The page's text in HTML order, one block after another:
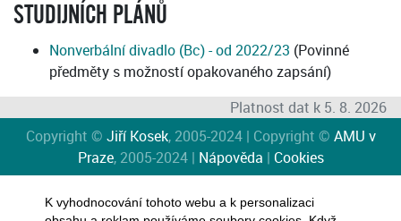
STUDIJNÍCH PLÁNŮ
Nonverbální divadlo (Bc) - od 2022/23 (Povinné
předměty s možností opakovaného zapsání)
Platnost dat k 5. 8. 2026
Copyright © Jiří Kosek, 2005-2024 | Copyright © AMU v
Praze, 2005-2024 | Nápověda | Cookies
K vyhodnocování tohoto webu a k personalizaci